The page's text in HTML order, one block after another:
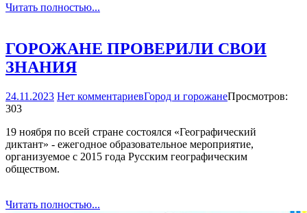
Читать полностью...
ГОРОЖАНЕ ПРОВЕРИЛИ СВОИ
ЗНАНИЯ
24.11.2023 Нет комментариевГород и горожанеПросмотров:
303
19 ноября по всей стране состоялся «Географический
диктант» - ежегодное образовательное мероприятие,
организуемое с 2015 года Русским географическим
обществом.
Читать полностью...